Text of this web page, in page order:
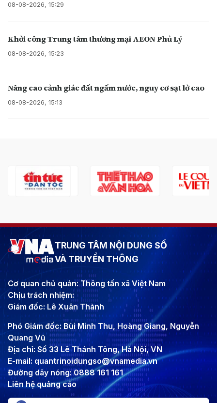
08-08-2026, 15:29
Khởi công Trung tâm thương mại AEON Phủ Lý
08-08-2026, 15:23
Nâng cao cảnh giác đất ngấm nước, nguy cơ sạt lở cao
08-08-2026, 15:13
TRUNG TÂM NỘI DUNG SỐ
VÀ TRUYỀN THÔNG
Cơ quan chủ quản: Thông tấn xã Việt Nam
Chịu trách nhiệm:
Giám đốc: Lê Xuân Thành
Phó Giám đốc: Bùi Minh Thu, Hoàng Giang, Nguyễn
Quang Vũ
Địa chỉ: Số 33 Lê Thánh Tông, Hà Nội, VN
E-mail: quantrinoidungso@vnamedia.vn
Đường dây nóng: 0888 161 161
Liên hệ quảng cáo